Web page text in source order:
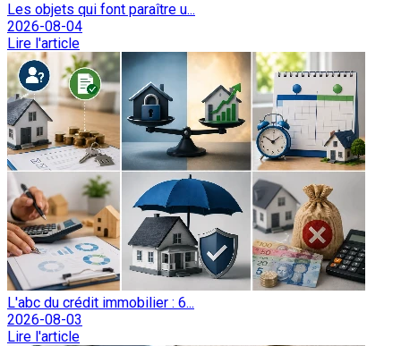
Les objets qui font paraître u...
2026-08-04
Lire l'article
L'abc du crédit immobilier : 6...
2026-08-03
Lire l'article